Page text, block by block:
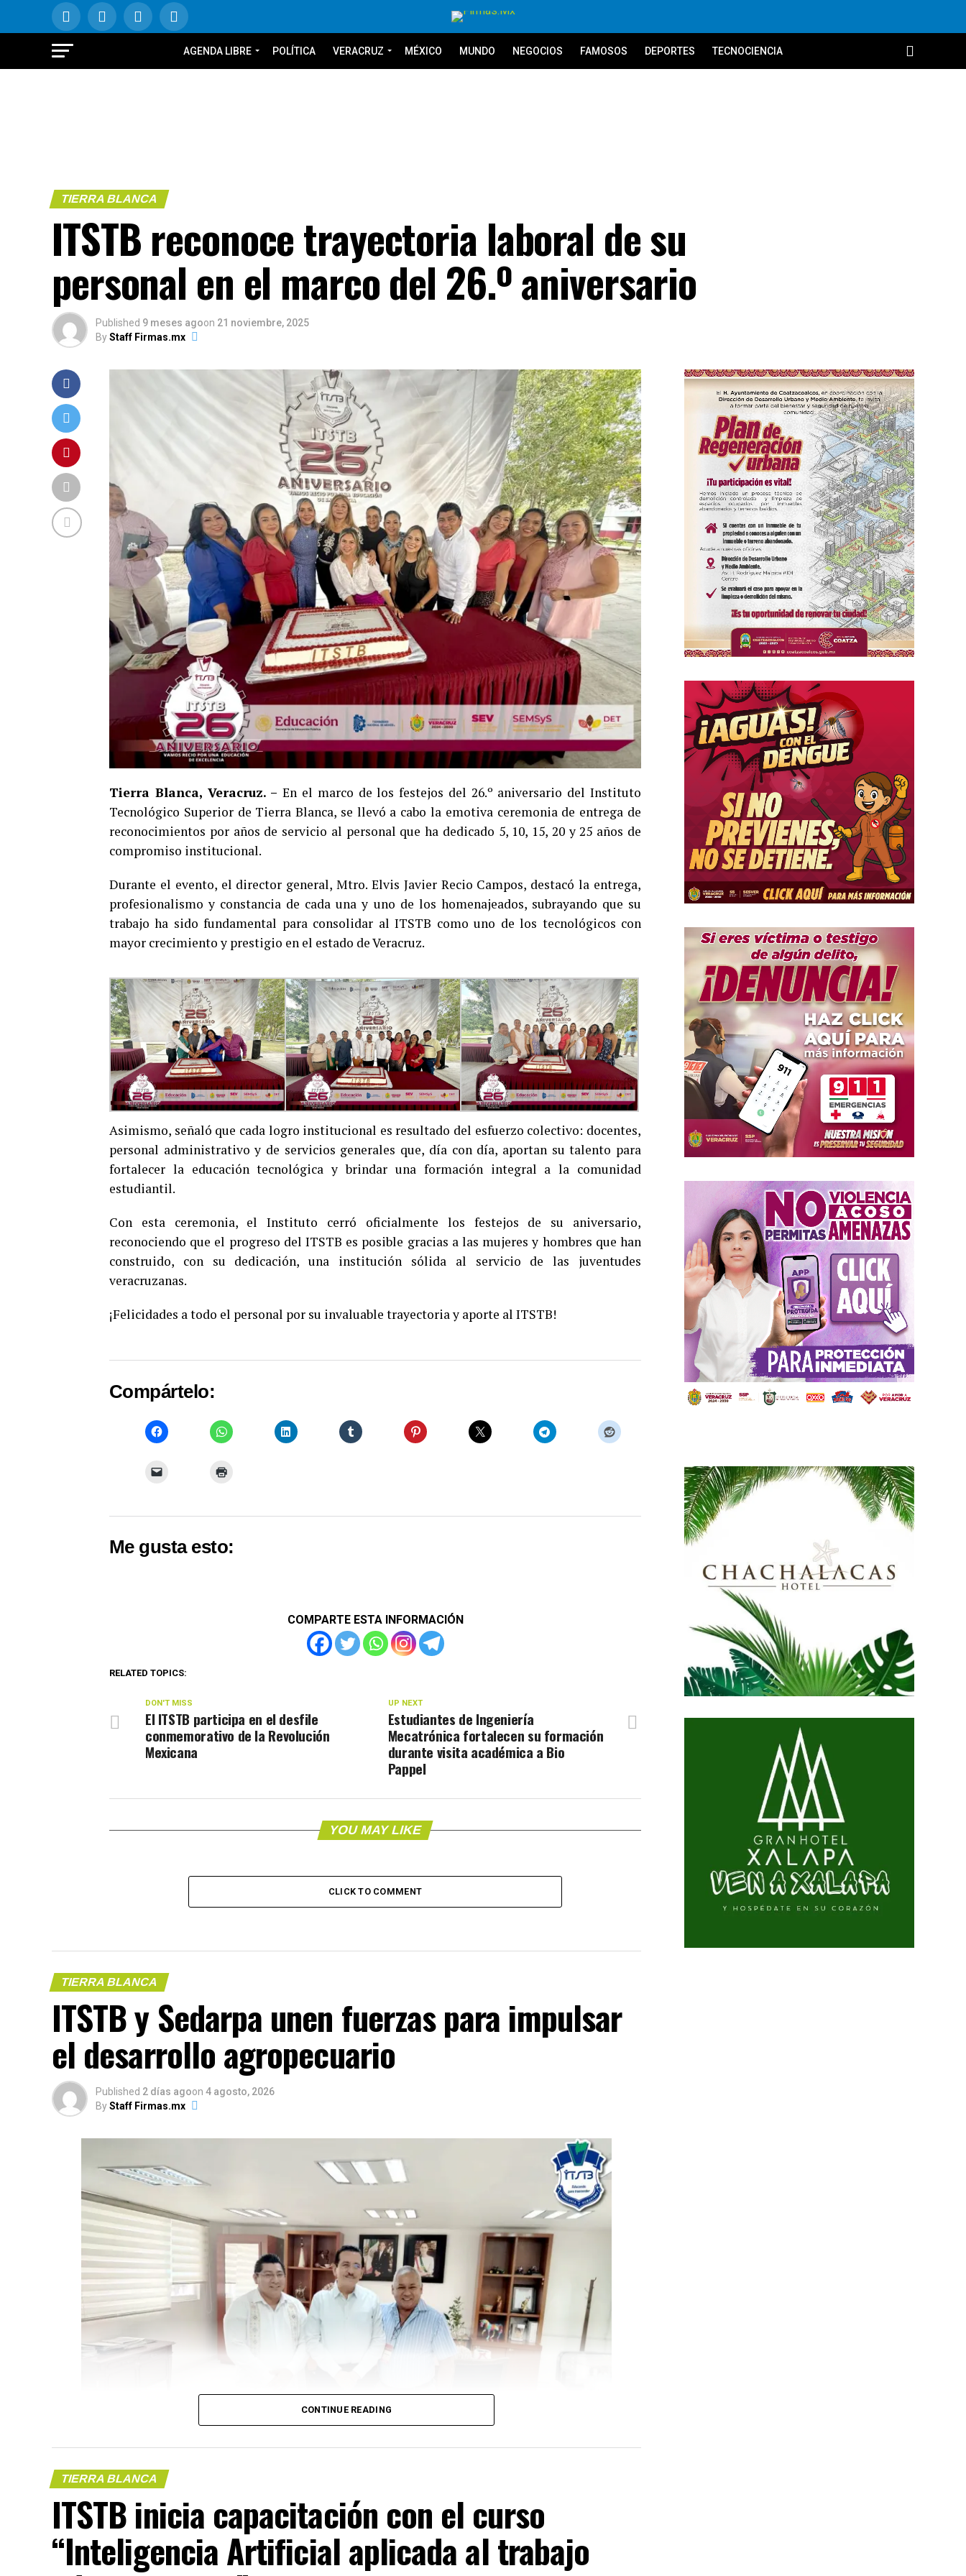
AGENDA LIBRE POLÍTICA VERACRUZ MÉXICO MUNDO NEGOCIOS FAMOSOS DEPORTES TECNOCIENCIA
TIERRA BLANCA
ITSTB reconoce trayectoria laboral de su
personal en el marco del 26.º aniversario
Published 9 meses agoon 21 noviembre, 2025
ByStaff Firmas.mx
Tierra Blanca, Veracruz. – En el marco de los festejos del 26.º aniversario del Instituto
Tecnológico Superior de Tierra Blanca, se llevó a cabo la emotiva ceremonia de entrega de
reconocimientos por años de servicio al personal que ha dedicado 5, 10, 15, 20 y 25 años de
compromiso institucional.
Durante el evento, el director general, Mtro. Elvis Javier Recio Campos, destacó la entrega,
profesionalismo y constancia de cada una y uno de los homenajeados, subrayando que su
trabajo ha sido fundamental para consolidar al ITSTB como uno de los tecnológicos con
mayor crecimiento y prestigio en el estado de Veracruz.
Asimismo, señaló que cada logro institucional es resultado del esfuerzo colectivo: docentes,
personal administrativo y de servicios generales que, día con día, aportan su talento para
fortalecer la educación tecnológica y brindar una formación integral a la comunidad
estudiantil.
Con esta ceremonia, el Instituto cerró oficialmente los festejos de su aniversario,
reconociendo que el progreso del ITSTB es posible gracias a las mujeres y hombres que han
construido, con su dedicación, una institución sólida al servicio de las juventudes
veracruzanas.
¡Felicidades a todo el personal por su invaluable trayectoria y aporte al ITSTB!
Compártelo:
Me gusta esto:
COMPARTE ESTA INFORMACIÓN
RELATED TOPICS:
UP NEXT
Estudiantes de Ingeniería
Mecatrónica fortalecen su formación
durante visita académica a Bio
Pappel
DON'T MISS
El ITSTB participa en el desfile
conmemorativo de la Revolución
Mexicana
YOU MAY LIKE
CLICK TO COMMENT
TIERRA BLANCA
ITSTB y Sedarpa unen fuerzas para impulsar
el desarrollo agropecuario
Published 2 días agoon 4 agosto, 2026
ByStaff Firmas.mx
(más…)
CONTINUE READING
TIERRA BLANCA
ITSTB inicia capacitación con el curso
“Inteligencia Artificial aplicada al trabajo